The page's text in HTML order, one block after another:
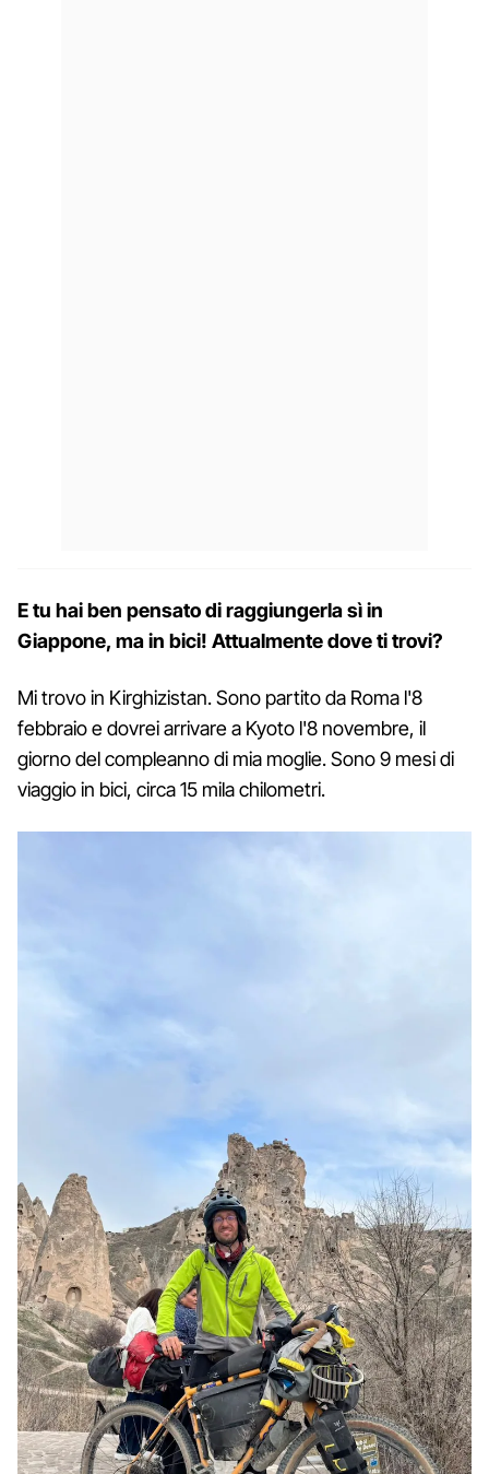
E tu hai ben pensato di raggiungerla sì in
Giappone, ma in bici! Attualmente dove ti trovi?
Mi trovo in Kirghizistan. Sono partito da Roma l'8
febbraio e dovrei arrivare a Kyoto l'8 novembre, il
giorno del compleanno di mia moglie. Sono 9 mesi di
viaggio in bici, circa 15 mila chilometri.